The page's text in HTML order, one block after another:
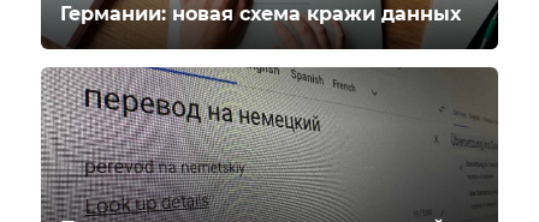
Германии: новая схема кражи данных